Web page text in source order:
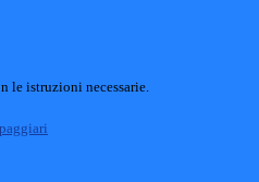
le istruzioni necessarie.